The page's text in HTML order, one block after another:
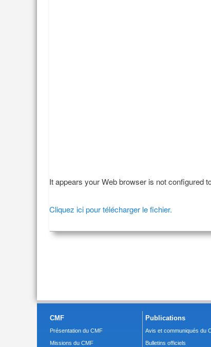
It appears your Web browser is not configured
Cliquez ici pour télécharger le fichier.
CMF
Présentation du CMF
Missions du CMF
Publications
Avis et communiqués du
Bulletins officiels